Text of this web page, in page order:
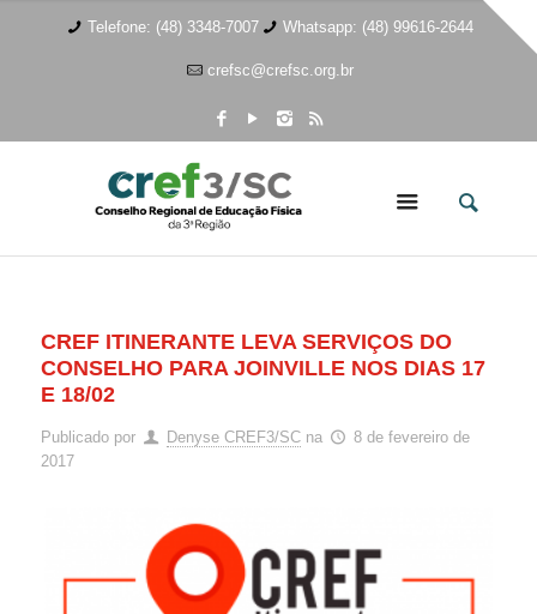
Telefone: (48) 3348-7007 Whatsapp: (48) 99616-2644
crefsc@crefsc.org.br
CREF ITINERANTE LEVA SERVIÇOS DO
CONSELHO PARA JOINVILLE NOS DIAS 17
E 18/02
Publicado por Denyse CREF3/SC na
8 de fevereiro de
2017